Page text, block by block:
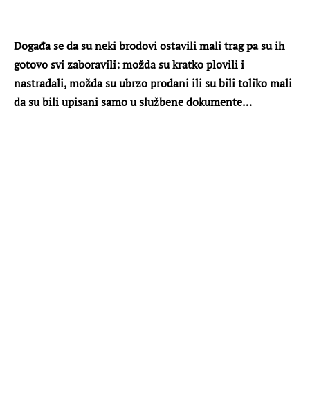
Događa se da su neki brodovi ostavili mali trag pa su ih
gotovo svi zaboravili: možda su kratko plovili i
nastradali, možda su ubrzo prodani ili su bili toliko mali
da su bili upisani samo u službene dokumente…